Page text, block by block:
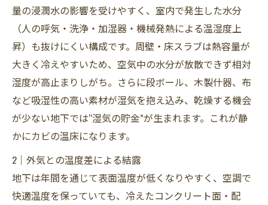
量の浸潤水の影響を受けやすく、室内で発生した水分
（人の呼気・洗浄・加湿器・機械発熱による温湿度上
昇）も抜けにくい構成です。周壁・床スラブは熱容量が
大きく冷えやすいため、空気中の水分が放散できず相対
湿度が高止まりしがち。さらに段ボール、木製什器、布
など吸湿性の高い素材が湿気を抱え込み、乾燥する機会
が少ない地下では“湿気の貯金”が生まれます。これが静
かにカビの温床になります。
2｜外気との温度差による結露
地下は年間を通じて表面温度が低くなりやすく、空調で
快適温度を保っていても、冷えたコンクリート面・配